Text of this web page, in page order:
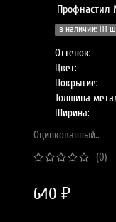
Профнастил
в наличии: 111
Оттенок:
Цвет:
Покрытие:
Толщина
Ширина:
Оцинкованный..
(0)
640 ₽